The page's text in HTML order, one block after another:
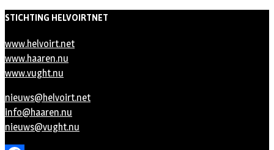
STICHTING HELVOIRTNET
www.helvoirt.net
www.haaren.nu
www.vught.nu
nieuws@helvoirt.net
info@haaren.nu
nieuws@vught.nu